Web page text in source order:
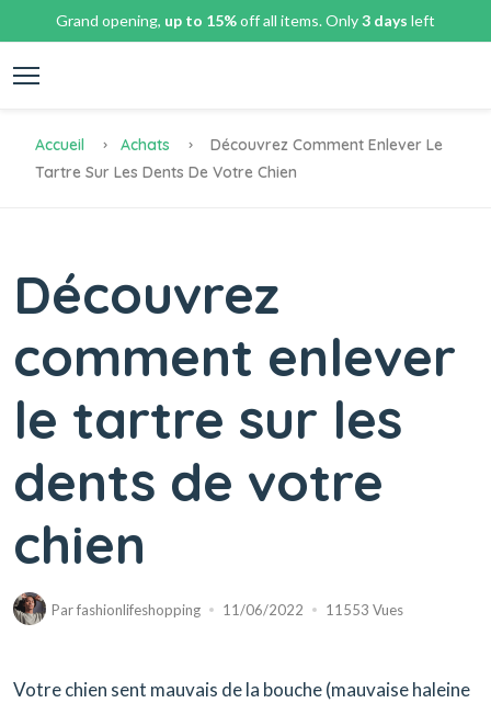
Grand opening, up to 15%off all items. Only3 days left
Accueil Achats
Découvrez Comment Enlever Le
Tartre Sur Les Dents De Votre Chien
Découvrez
comment enlever
le tartre sur les
dents de votre
chien
Parfashionlifeshopping 11/06/2022 11553 Vues
Votre chien sent mauvais de la bouche (mauvaise haleine